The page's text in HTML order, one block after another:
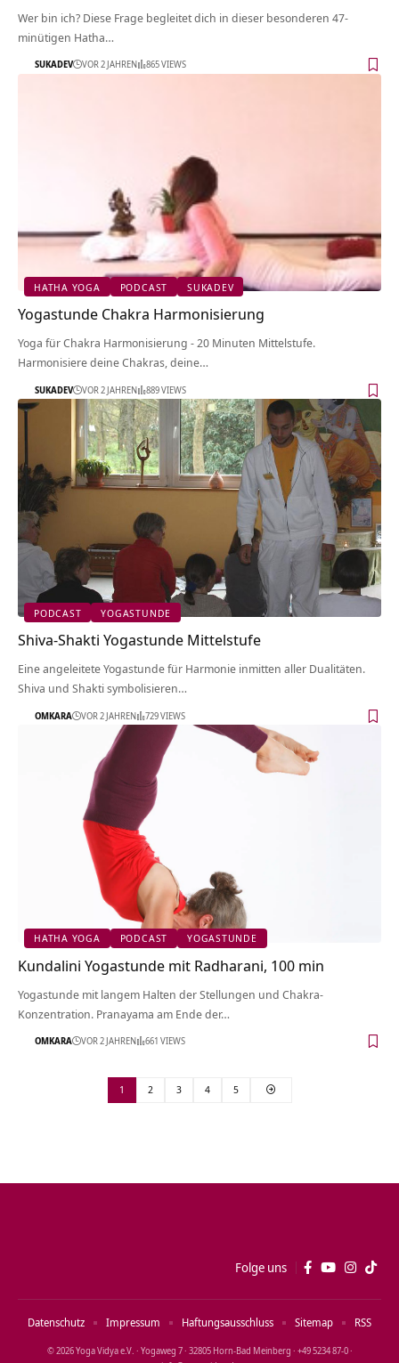
Wer bin ich? Diese Frage begleitet dich in dieser besonderen 47-
minütigen Hatha…
SUKADEV VOR 2 JAHREN 865 VIEWS
HATHA YOGA PODCAST SUKADEV
Yogastunde Chakra Harmonisierung
Yoga für Chakra Harmonisierung - 20 Minuten Mittelstufe.
Harmonisiere deine Chakras, deine…
SUKADEV VOR 2 JAHREN 889 VIEWS
PODCAST YOGASTUNDE
Shiva-Shakti Yogastunde Mittelstufe
Eine angeleitete Yogastunde für Harmonie inmitten aller Dualitäten.
Shiva und Shakti symbolisieren…
OMKARA VOR 2 JAHREN 729 VIEWS
HATHA YOGA PODCAST YOGASTUNDE
Kundalini Yogastunde mit Radharani, 100 min
Yogastunde mit langem Halten der Stellungen und Chakra-
Konzentration. Pranayama am Ende der…
OMKARA VOR 2 JAHREN 661 VIEWS
1 2 3 4 5
Folge uns
© 2026 Yoga Vidya e.V. · Yogaweg 7 · 32805 Horn‑Bad Meinberg · +49 5234 87‑0 ·
Datenschutz Impressum Haftungsausschluss Sitemap RSS